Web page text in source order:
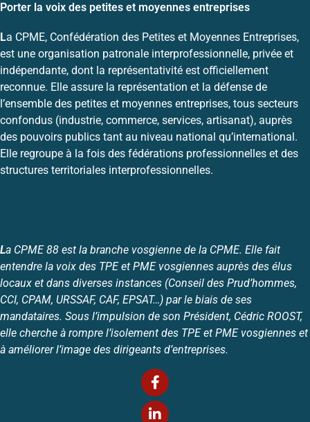
Porter la voix des petites et moyennes entreprises
La CPME, Confédération des Petites et Moyennes Entreprises,
est une organisation patronale interprofessionnelle, privée et
indépendante, dont la représentativité est officiellement
reconnue. Elle assure la représentation et la défense de
l’ensemble des petites et moyennes entreprises, tous secteurs
confondus (industrie, commerce, services, artisanat), auprès
des pouvoirs publics tant au niveau national qu’international.
Elle regroupe à la fois des fédérations professionnelles et des
structures territoriales interprofessionnelles.
La CPME 88 est la branche vosgienne de la CPME. Elle fait
entendre la voix des TPE et PME vosgiennes auprès des élus
locaux et dans diverses instances (Conseil des Prud’hommes,
CCI, CPAM, URSSAF, CAF, EPSAT…) par le biais de ses
mandataires. Sous l’impulsion de son Président, Cédric ROOST,
elle cherche à rompre l’isolement des TPE et PME vosgiennes et
à améliorer l’image des dirigeants d’entreprises.